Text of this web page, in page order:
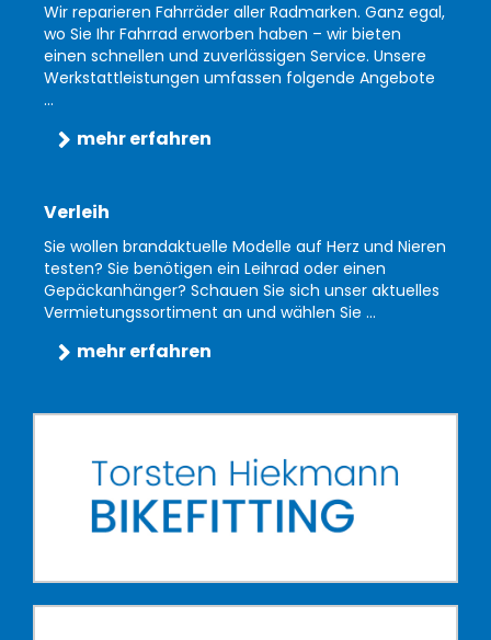
Wir reparieren Fahrräder aller Radmarken. Ganz egal,
wo Sie Ihr Fahrrad erworben haben – wir bieten
einen schnellen und zuverlässigen Service. Unsere
Werkstattleistungen umfassen folgende Angebote
...
mehr erfahren
Verleih
Sie wollen brandaktuelle Modelle auf Herz und Nieren
testen? Sie benötigen ein Leihrad oder einen
Gepäckanhänger? Schauen Sie sich unser aktuelles
Vermietungssortiment an und wählen Sie ...
mehr erfahren